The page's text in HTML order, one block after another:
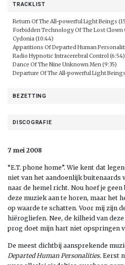
TRACKLIST
Return Of The All-powerful Light Beings
Forbidden Technology Of The Lost Clown
Cydonia (10:44)
Apparitions Of Departed Human
Radio Hypnotic Intracerebral Control (6:54)
Dance Of The Nine Unknown Men (9:35)
Departure Of The All-powerful Light
BEZETTING
DISCOGRAFIE
7 mei 2008
“E.T. phone home”. Wie kent dat
niet van het aandoenlijk buitenaards
naar de hemel richt. Nou hoef je
deze muziek aan te horen, maar het
op waarde te schatten. Voor mij zijn
hiërogliefen. Nee, de kilheid van
prog doet mijn hart niet opspringen
De meest dichtbij aansprekende
Departed Human Personalities. Eerst